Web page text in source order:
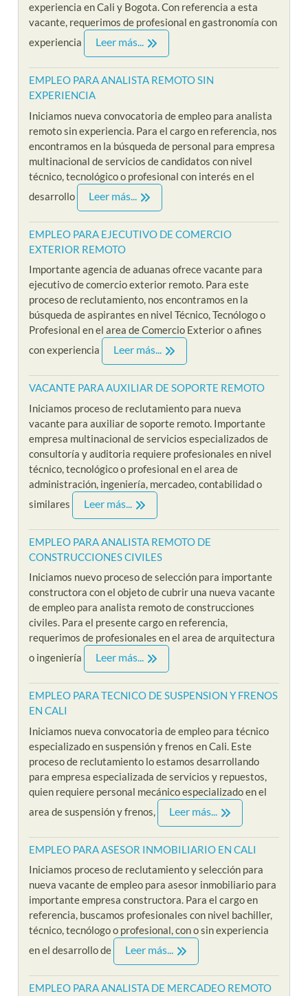
experiencia en Cali y Bogota. Con referencia a esta
vacante, requerimos de profesional en gastronomía con
experiencia
Leer más...
EMPLEO PARA ANALISTA REMOTO SIN
EXPERIENCIA
Iniciamos nueva convocatoria de empleo para analista
remoto sin experiencia. Para el cargo en referencia, nos
encontramos en la búsqueda de personal para empresa
multinacional de servicios de candidatos con nivel
técnico, tecnológico o profesional con interés en el
desarrollo
Leer más...
EMPLEO PARA EJECUTIVO DE COMERCIO
EXTERIOR REMOTO
Importante agencia de aduanas ofrece vacante para
ejecutivo de comercio exterior remoto. Para este
proceso de reclutamiento, nos encontramos en la
búsqueda de aspirantes en nivel Técnico, Tecnólogo o
Profesional en el area de Comercio Exterior o afines
con experiencia
Leer más...
VACANTE PARA AUXILIAR DE SOPORTE REMOTO
Iniciamos proceso de reclutamiento para nueva
vacante para auxiliar de soporte remoto. Importante
empresa multinacional de servicios especializados de
consultoría y auditoria requiere profesionales en nivel
técnico, tecnológico o profesional en el area de
administración, ingeniería, mercadeo, contabilidad o
similares
Leer más...
EMPLEO PARA ANALISTA REMOTO DE
CONSTRUCCIONES CIVILES
Iniciamos nuevo proceso de selección para importante
constructora con el objeto de cubrir una nueva vacante
de empleo para analista remoto de construcciones
civiles. Para el presente cargo en referencia,
requerimos de profesionales en el area de arquitectura
o ingeniería
Leer más...
EMPLEO PARA TECNICO DE SUSPENSION Y FRENOS
EN CALI
Iniciamos nueva convocatoria de empleo para técnico
especializado en suspensión y frenos en Cali. Este
proceso de reclutamiento lo estamos desarrollando
para empresa especializada de servicios y repuestos,
quien requiere personal mecánico especializado en el
area de suspensión y frenos,
Leer más...
EMPLEO PARA ASESOR INMOBILIARIO EN CALI
Iniciamos proceso de reclutamiento y selección para
nueva vacante de empleo para asesor inmobiliario para
importante empresa constructora. Para el cargo en
referencia, buscamos profesionales con nivel bachiller,
técnico, tecnólogo o profesional, con o sin experiencia
en el desarrollo de
Leer más...
EMPLEO PARA ANALISTA DE MERCADEO REMOTO